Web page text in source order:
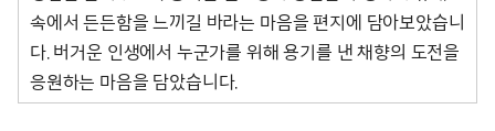
속에서 든든함을 느끼길 바라는 마음을 편지에 담아보았습니
다. 버거운 인생에서 누군가를 위해 용기를 낸 채향의 도전을
응원하는 마음을 담았습니다.